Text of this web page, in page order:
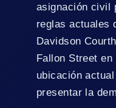
asignación civil
reglas actuales
Davidson
Fallon Street
ubicación
presentar la